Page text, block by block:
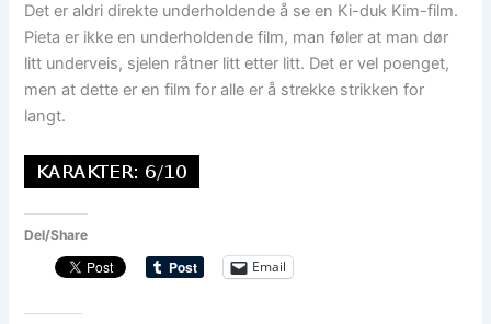
Det er aldri direkte underholdende å se en Ki-duk Kim-film.
Pieta er ikke en underholdende film, man føler at man dør
litt underveis, sjelen råtner litt etter litt. Det er vel poenget,
men at dette er en film for alle er å strekke strikken for
langt.
Del/Share
Email